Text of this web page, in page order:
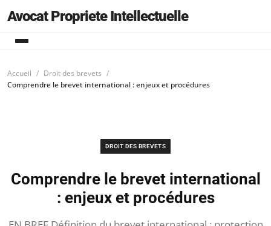
Avocat Propriete Intellectuelle
Accueil
Droit des brevets
Comprendre le brevet international : enjeux et procédures
DROIT DES BREVETS
Comprendre le brevet international
: enjeux et procédures